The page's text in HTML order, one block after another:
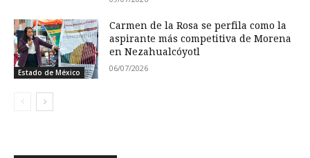
Estado de México
Carmen de la Rosa se perfila como la
aspirante más competitiva de Morena
en Nezahualcóyotl
06/07/2026